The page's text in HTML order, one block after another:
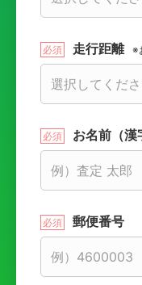
走行距離 ※
お名前（漢
郵便番号